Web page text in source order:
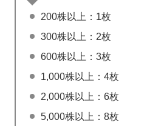
200株以上：1枚
300株以上：2枚
600株以上：3枚
1,000株以上：4枚
2,000株以上：6枚
5,000株以上：8枚